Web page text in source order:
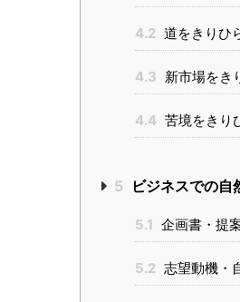
4.2 道をきりひ
4.3 新市場をき
4.4 苦境をきり
5 ビジネスでの自
5.1 企画書・提
5.2 志望動機・